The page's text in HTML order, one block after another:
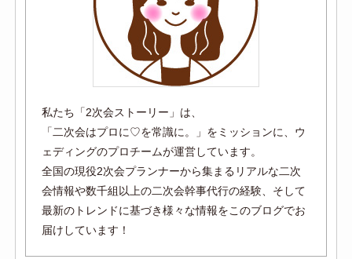
私たち「2次会ストーリー」は、
「二次会はプロに♡を常識に。」をミッションに、ウ
ェディングのプロチームが運営しています。
全国の現役2次会プランナーから集まるリアルな二次
会情報や数千組以上の二次会幹事代行の経験、そして
最新のトレンドに基づき様々な情報をこのブログでお
届けしています！